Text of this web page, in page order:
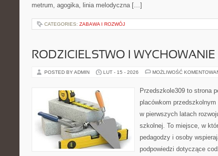
metrum, agogika, linia melodyczna […]
CATEGORIES: ZABAWA I ROZWÓJ
RODZICIELSTWO I WYCHOWANIE
POSTED BY ADMIN LUT - 15 - 2026 MOŻLIWOŚĆ
Przedszkole309 to strona
placówkom
w pierwszych latach
szkolnej. To miejsce, w
pedagodzy i osoby
podpowiedzi dotyczące